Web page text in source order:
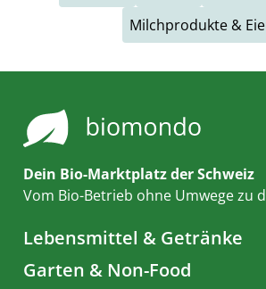
Milchprodukte &
Dein Bio-Marktplatz der Schweiz
Vom Bio-Betrieb ohne Umwege zu
Lebensmittel & Getränke
Garten & Non-Food